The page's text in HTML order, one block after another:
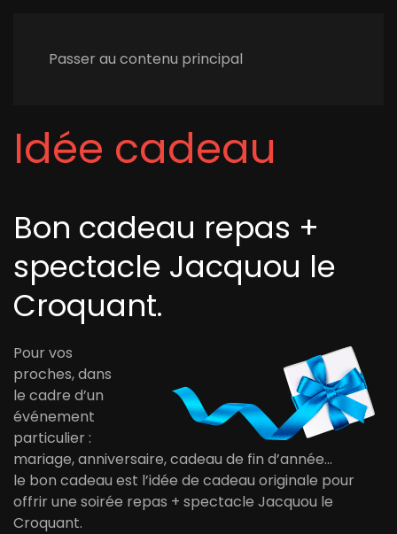
Passer au contenu principal
Idée cadeau
Bon cadeau repas +
spectacle Jacquou le
Croquant.
Pour vos
proches, dans
le cadre d’un
événement
particulier :
mariage, anniversaire, cadeau de fin d’année…
le bon cadeau est l’idée de cadeau originale pour
offrir une soirée repas + spectacle Jacquou le
Croquant.